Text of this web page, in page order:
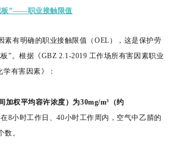
板”——职业接触限值
素有明确的职业接触限值（ OEL ），这是保护劳
”。根据《GBZ 2.1-2019 工作场所有害因素职业
有害因素》：
加权平均容许浓度）为30mg/m³（约
8小时工作日、40小时工作周内，空气中乙腈的
数。